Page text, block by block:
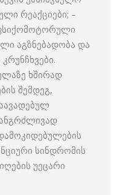
რეაქციები; –
აგზნებადობა და
ხშირად
შემდეგ,
სინდრომის
უეცარი